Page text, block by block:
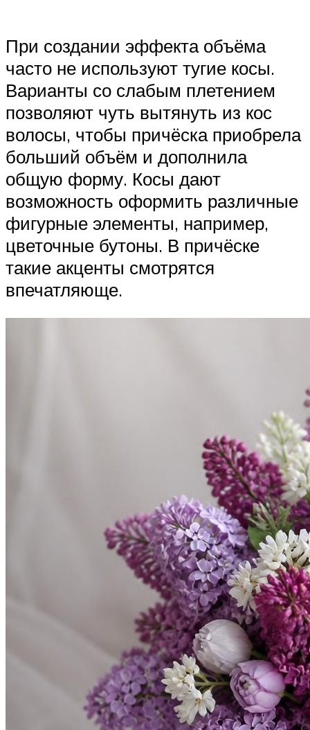
При создании эффекта объёма
часто не используют тугие косы.
Варианты со слабым плетением
позволяют чуть вытянуть из кос
волосы, чтобы причёска приобрела
больший объём и дополнила
общую форму. Косы дают
возможность оформить различные
фигурные элементы, например,
цветочные бутоны. В причёске
такие акценты смотрятся
впечатляюще.